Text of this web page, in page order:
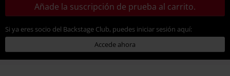
Añade la suscripción de prueba al carrito.
Si ya eres socio del Backstage Club, puedes iniciar sesión aquí:
Accede ahora